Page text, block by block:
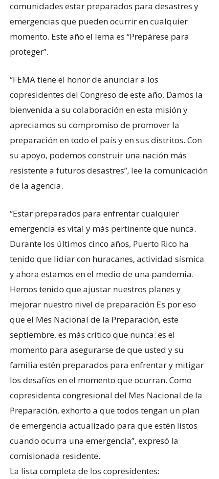
comunidades estar preparados para desastres y
emergencias que pueden ocurrir en cualquier
momento. Este año el lema es “Prepárese para
proteger”.
“FEMA tiene el honor de anunciar a los
copresidentes del Congreso de este año. Damos la
bienvenida a su colaboración en esta misión y
apreciamos su compromiso de promover la
preparación en todo el país y en sus distritos. Con
su apoyo, podemos construir una nación más
resistente a futuros desastres”, lee la comunicación
de la agencia.
“Estar preparados para enfrentar cualquier
emergencia es vital y más pertinente que nunca.
Durante los últimos cinco años, Puerto Rico ha
tenido que lidiar con huracanes, actividad sísmica
y ahora estamos en el medio de una pandemia.
Hemos tenido que ajustar nuestros planes y
mejorar nuestro nivel de preparación Es por eso
que el Mes Nacional de la Preparación, este
septiembre, es más crítico que nunca: es el
momento para asegurarse de que usted y su
familia estén preparados para enfrentar y mitigar
los desafíos en el momento que ocurran. Como
copresidenta congresional del Mes Nacional de la
Preparación, exhorto a que todos tengan un plan
de emergencia actualizado para que estén listos
cuando ocurra una emergencia”, expresó la
comisionada residente.
La lista completa de los copresidentes: